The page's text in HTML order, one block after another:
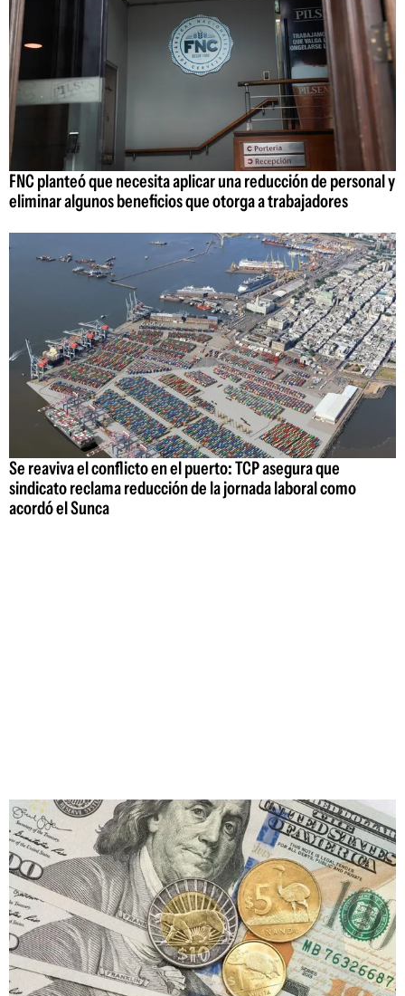
FNC planteó que necesita aplicar una reducción de personal y
eliminar algunos beneficios que otorga a trabajadores
Se reaviva el conflicto en el puerto: TCP asegura que
sindicato reclama reducción de la jornada laboral como
acordó el Sunca